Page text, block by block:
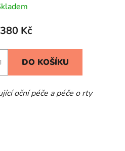
Kč
DO KOŠÍKU
oční péče a péče o rty